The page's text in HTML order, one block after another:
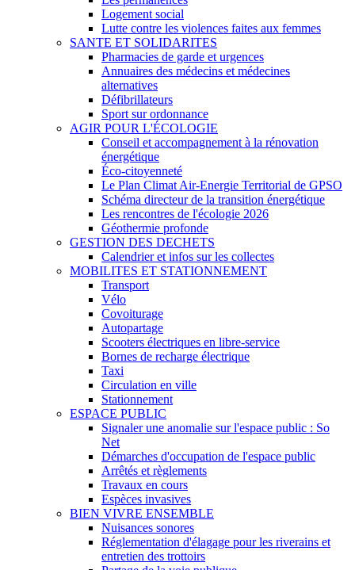
Logement social
Lutte contre les violences faites aux femmes
SANTE ET SOLIDARITES
Pharmacies de garde et urgences
Annuaires des médecins et médecines
alternatives
Défibrillateurs
Sport sur ordonnance
AGIR POUR L'ÉCOLOGIE
Conseil et accompagnement à la rénovation
énergétique
Éco-citoyenneté
Le Plan Climat Air-Energie Territorial de GPSO
Schéma directeur de la transition énergétique
Les rencontres de l'écologie 2026
Géothermie profonde
GESTION DES DECHETS
Calendrier et infos sur les collectes
MOBILITES ET STATIONNEMENT
Transport
Vélo
Covoiturage
Autopartage
Scooters électriques en libre-service
Bornes de recharge électrique
Taxi
Circulation en ville
Stationnement
ESPACE PUBLIC
Signaler une anomalie sur l'espace public : So
Net
Démarches d'occupation de l'espace public
Arrêtés et règlements
Travaux en cours
Espèces invasives
BIEN VIVRE ENSEMBLE
Nuisances sonores
Réglementation d'élagage pour les riverains et
entretien des trottoirs